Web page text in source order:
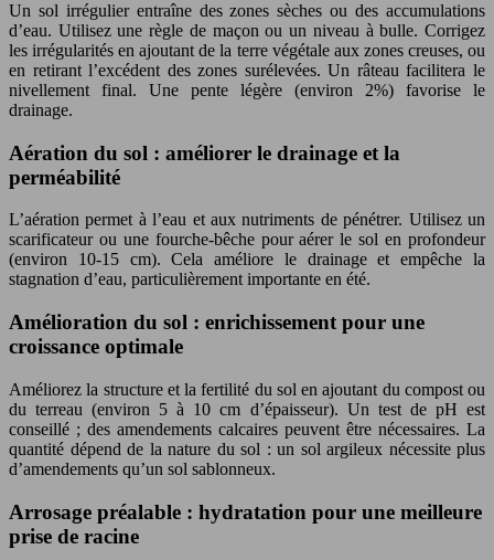
Un sol irrégulier entraîne des zones sèches ou des accumulations
d’eau. Utilisez une règle de maçon ou un niveau à bulle. Corrigez
les irrégularités en ajoutant de la terre végétale aux zones creuses, ou
en retirant l’excédent des zones surélevées. Un râteau facilitera le
nivellement final. Une pente légère (environ 2%) favorise le
drainage.
Aération du sol : améliorer le drainage et la
perméabilité
L’aération permet à l’eau et aux nutriments de pénétrer. Utilisez un
scarificateur ou une fourche-bêche pour aérer le sol en profondeur
(environ 10-15 cm). Cela améliore le drainage et empêche la
stagnation d’eau, particulièrement importante en été.
Amélioration du sol : enrichissement pour une
croissance optimale
Améliorez la structure et la fertilité du sol en ajoutant du compost ou
du terreau (environ 5 à 10 cm d’épaisseur). Un test de pH est
conseillé ; des amendements calcaires peuvent être nécessaires. La
quantité dépend de la nature du sol : un sol argileux nécessite plus
d’amendements qu’un sol sablonneux.
Arrosage préalable : hydratation pour une meilleure
prise de racine